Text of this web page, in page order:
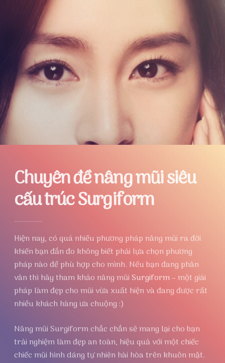
Chuyên đề nâng mũisiêu
cấu trúc Surgiform
Hiện nay, có quá nhiều phương pháp nâng mũi ra đời
khiến bạn đắn đo không biết phải lựa chọn phương
pháp nào để phù hợp cho mình. Nếu bạn đang phân
vân thì hãy tham khảo nâng mũiSurgiform– một giải
pháp làm đẹp cho mũi vừa xuất hiện và đang được rất
nhiều khách hàng ưa chuộng :)
Nâng mũi Surgiform chắc chắn sẽ mang lại cho bạn
trải nghiệm làm đẹp an toàn, hiệu quả với một chiếc
chiếc mũi hình dáng tự nhiên hài hòa trên khuôn mặt.